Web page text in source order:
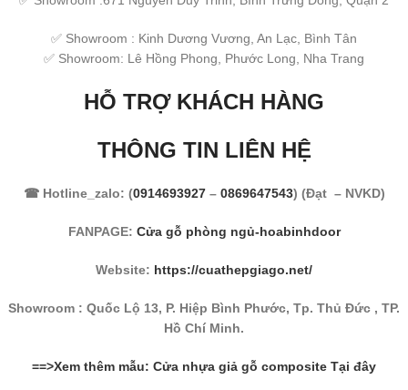
✅ Showroom : Kinh Dương Vương, An Lạc, Bình Tân
✅ Showroom: Lê Hồng Phong, Phước Long, Nha Trang
HỖ TRỢ KHÁCH HÀNG
THÔNG TIN LIÊN HỆ
☎ Hotline_zalo: (0914693927 – 0869647543) (Đạt – NVKD)
FANPAGE: Cửa gỗ phòng ngủ-hoabinhdoor
Website: https://cuathepgiago.net/
Showroom : Quốc Lộ 13, P. Hiệp Bình Phước, Tp. Thủ Đức , TP.
Hồ Chí Minh.
==>Xem thêm mẫu: Cửa nhựa giả gỗ composite Tại đây